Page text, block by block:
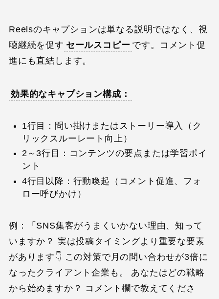
Reelsのキャプションは単なる説明ではなく、視
聴継続を促す セールスコピー です。コメント促
進にも直結します。
効果的なキャプション構成：
1行目：問い掛けまたはストーリー導入（ク
リックスルーレート向上）
2～3行目：コンテンツの要点または学習ポイ
ント
4行目以降：行動喚起（コメント促進、フォ
ロー呼びかけ）
例：「SNS集客がうまくいかない理由、知って
いますか？ 実は投稿タイミングより重要な要素
があります👇 この対策で月の問い合わせが3倍に
なったクライアント企業も。 あなたはどの戦略
から始めますか？ コメント欄で教えてくださ